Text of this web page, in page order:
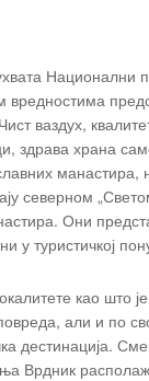
Национални
ваздух,
здрава храна
манастира,
северном
Они
у туристичкој
као што
али и по
дестинација.
Врдник